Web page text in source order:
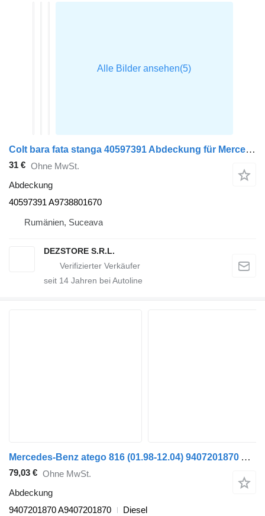
Colt bara fata stanga 40597391 Abdeckung für Mercedes-Benz ATEGO Sattelzugmaschine
31 € Ohne MwSt.
Abdeckung
40597391 A9738801670
Rumänien, Suceava
DEZSTORE S.R.L.
seit 14 Jahren bei Autoline
Mercedes-Benz atego 816 (01.98-12.04) 9407201870 Abdeckung für Mercedes-Benz Atego, Atego 2, Atego 3 (1996-) Sattelzugmaschine
79,03 € Ohne MwSt.
Abdeckung
9407201870 A9407201870
Diesel